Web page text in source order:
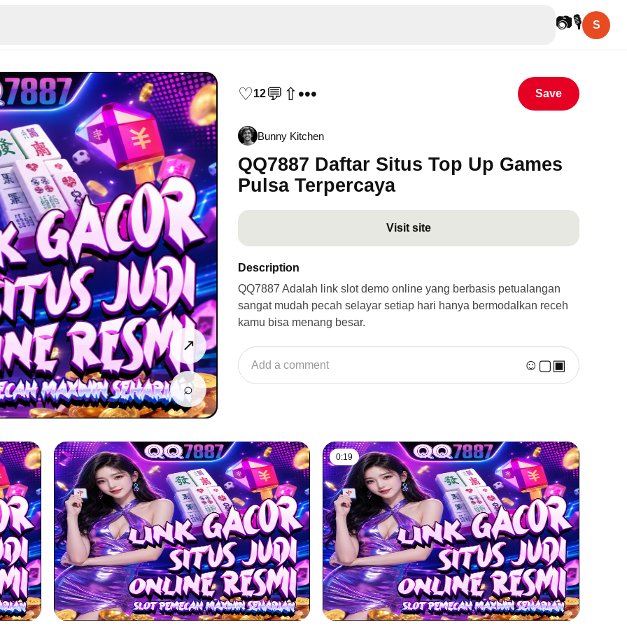
📷🎙 S
↗
⌕
♡12💬 ⇧••• Save
Bunny Kitchen
QQ7887 Daftar Situs Top Up Games
Pulsa Terpercaya
Visit site
Description
QQ7887 Adalah link slot demo online yang berbasis petualangan
sangat mudah pecah selayar setiap hari hanya bermodalkan receh
kamu bisa menang besar.
Add a comment ☺ ▢▣
0:19